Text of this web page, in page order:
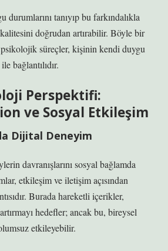
tanıyıp bu farkındalıkla
doğrudan artırabilir. Böyle bir
süreçler, kişinin kendi duygu
bağlantılıdır.
Perspektifi:
ve Sosyal Etkileşim
Dijital Deneyim
davranışlarını sosyal bağlamda
etkileşim ve iletişim açısından
Burada hareketli içerikler,
hedefler; ancak bu, bireysel
etkileyebilir.